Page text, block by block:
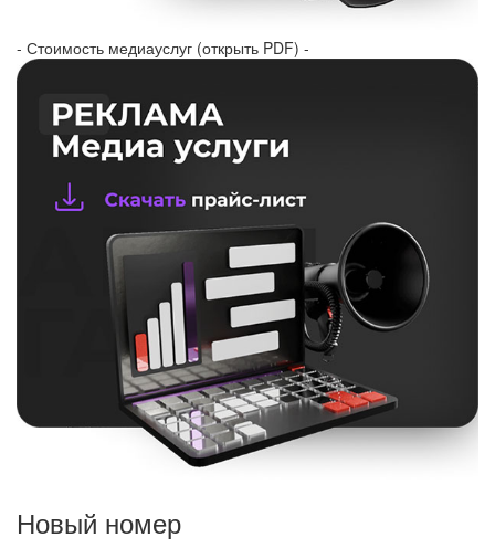
- Стоимость медиауслуг (открыть PDF) -
Новый номер